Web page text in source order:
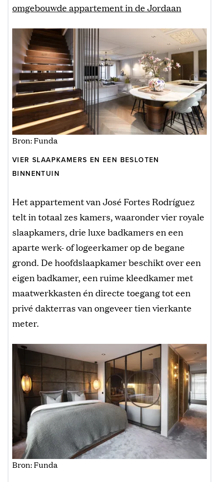
omgebouwde appartement in de Jordaan
Bron: Funda
VIER SLAAPKAMERS EN EEN BESLOTEN
BINNENTUIN
Het appartement van José Fortes Rodríguez
telt in totaal zes kamers, waaronder vier royale
slaapkamers, drie luxe badkamers en een
aparte werk- of logeerkamer op de begane
grond. De hoofdslaapkamer beschikt over een
eigen badkamer, een ruime kleedkamer met
maatwerkkasten én directe toegang tot een
privé dakterras van ongeveer tien vierkante
meter.
Bron: Funda